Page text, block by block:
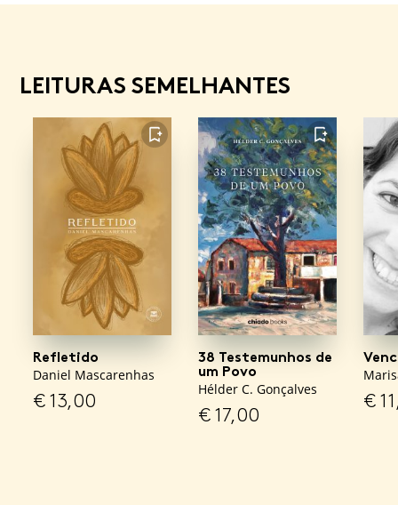
LEITURAS SEMELHANTES
FAVORITO
Refletido
Daniel Mascarenhas
€13,00
FAVORITO
38 Testemunhos de
um Povo
Hélder C. Gonçalves
€17,00
€